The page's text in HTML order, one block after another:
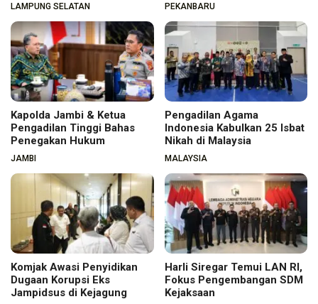
LAMPUNG SELATAN PEKANBARU
Kapolda Jambi & Ketua
Pengadilan Tinggi Bahas
Penegakan Hukum
JAMBI
Pengadilan Agama
Indonesia Kabulkan 25 Isbat
Nikah di Malaysia
MALAYSIA
Komjak Awasi Penyidikan
Dugaan Korupsi Eks
Jampidsus di Kejagung
Harli Siregar Temui LAN RI,
Fokus Pengembangan SDM
Kejaksaan